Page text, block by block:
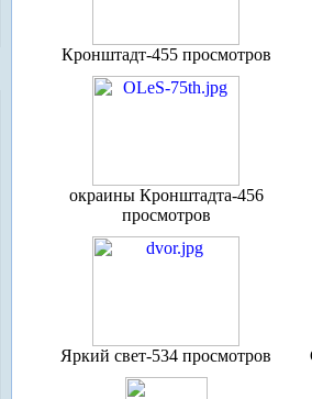
Кронштадт-455 просмотров
окраины Кронштадта-456
просмотров
Яркий свет-534 просмотров